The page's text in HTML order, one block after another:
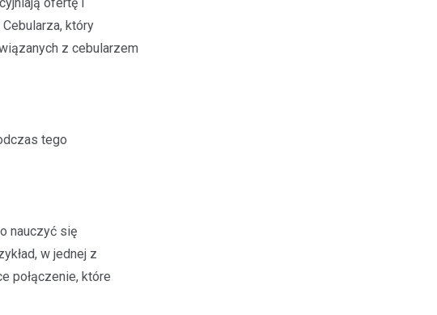
który
z cebularzem
tego
nauczyć się
w jednej z
połączenie, które